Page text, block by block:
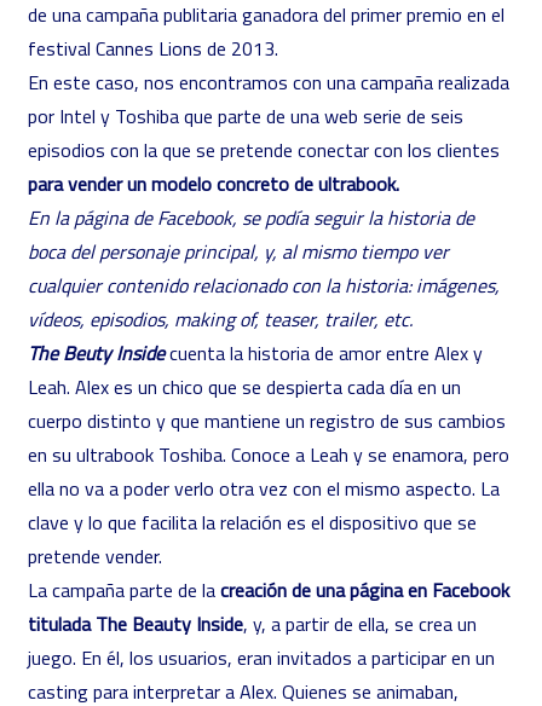
de una campaña publitaria ganadora del primer premio en el
festival Cannes Lions de 2013.
En este caso, nos encontramos con una campaña realizada
por Intel y Toshiba que parte de una web serie de seis
episodios con la que se pretende conectar con los clientes
para vender un modelo concreto de ultrabook.
En la página de Facebook, se podía seguir la historia de
boca del personaje principal, y, al mismo tiempo ver
cualquier contenido relacionado con la historia: imágenes,
vídeos, episodios, making of, teaser, trailer, etc.
The Beuty Insidecuenta la historia de amor entre Alex y
Leah. Alex es un chico que se despierta cada día en un
cuerpo distinto y que mantiene un registro de sus cambios
en su ultrabook Toshiba. Conoce a Leah y se enamora, pero
ella no va a poder verlo otra vez con el mismo aspecto. La
clave y lo que facilita la relación es el dispositivo que se
pretende vender.
La campaña parte de lacreación de una página en Facebook
titulada The Beauty Inside, y, a partir de ella, se crea un
juego. En él, los usuarios, eran invitados a participar en un
casting para interpretar a Alex. Quienes se animaban,